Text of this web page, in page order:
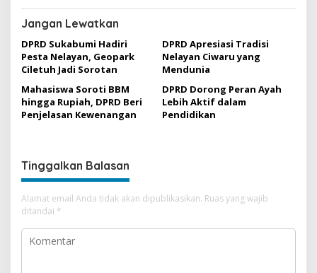
Jangan Lewatkan
DPRD Sukabumi Hadiri
Pesta Nelayan, Geopark
Ciletuh Jadi Sorotan
DPRD Apresiasi Tradisi
Nelayan Ciwaru yang
Mendunia
Mahasiswa Soroti BBM
hingga Rupiah, DPRD Beri
Penjelasan Kewenangan
DPRD Dorong Peran Ayah
Lebih Aktif dalam
Pendidikan
Tinggalkan Balasan
Alamat email Anda tidak akan dipublikasikan. Ruas yang wajib
ditandai *